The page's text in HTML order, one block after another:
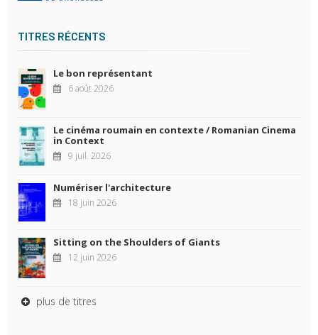
TITRES RÉCENTS
Le bon représentant
6 août 2026
Le cinéma roumain en contexte / Romanian Cinema
in Context
9 juil. 2026
Numériser l'architecture
18 juin 2026
Sitting on the Shoulders of Giants
12 juin 2026
plus de titres